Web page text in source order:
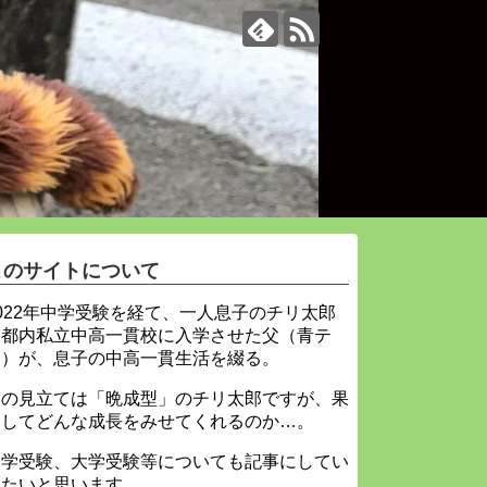
サイトについて
年中学受験を経て、一人息子のチリ太郎
内私立中高一貫校に入学させた父（青テ
が、息子の中高一貫生活を綴る。
見立ては「晩成型」のチリ太郎ですが、果
てどんな成長をみせてくれるのか…。
受験、大学受験等についても記事にしてい